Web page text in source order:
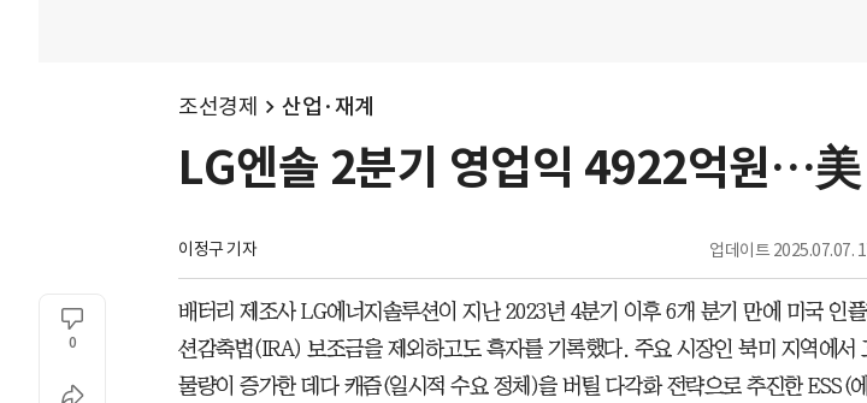
조선경제 산업·재계
LG엔솔 2분기 영업익 4922억원…美
이정구 기자 업데이트 2025.07.07.
0
배터리 제조사 LG에너지솔루션이 지난 2023년 4분기 이후 6개 분기 만에 미국 인플
션감축법(IRA) 보조금을 제외하고도 흑자를 기록했다. 주요 시장인 북미 지역에서
물량이 증가한 데다 캐즘(일시적 수요 정체)을 버틸 다각화 전략으로 추진한 ESS(